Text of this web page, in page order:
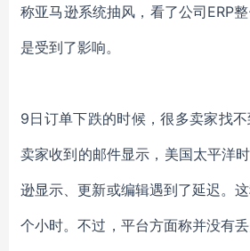
称亚马逊系统抽风，看了公司ERP
是受到了影响。
9日订单下跌的时候，很多卖家找
卖家收到的邮件显示，美国太平洋
逊显示、更新或编辑遇到了延迟。
个小时。不过，平台方面称并没有